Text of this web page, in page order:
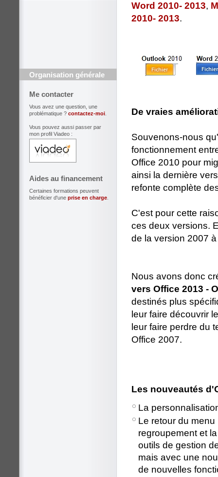
Organisation générale
Me contacter
Vous avez une question, une
problématique ? contactez-moi
Vous pouvez aussi passer par
mon profil Viadeo :
Aides au financement
Certaines formations peuvent
bénéficier d'une prise en charge
Word 2010- 2013,
2010- 2013.
De vraies
Souvenons-nous
fonctionnement
Office 2010 pour
ainsi la dernière
refonte complète
C'est pour cette
ces deux versions.
de la version 2007
Nous avons donc
vers Office 2013 -
destinés plus
leur faire découvrir
leur faire perdre du
Office 2007.
Les nouveautés
La
Le retour du
regroupement et
outils de gestion
mais avec une
de nouvelles